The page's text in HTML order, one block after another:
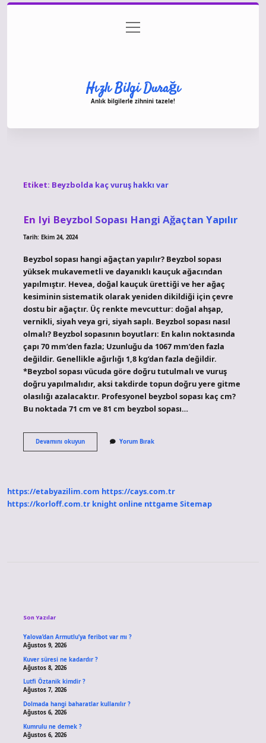
Gizlilik Politikası
menüyü
aç
Hızlı Bilgi Durağı
Anlık bilgilerle zihnini tazele!
Etiket: Beyzbolda kaç vuruş hakkı var
En Iyi Beyzbol Sopası Hangi Ağaçtan Yapılır
Tarih: Ekim 24, 2024
Beyzbol sopası hangi ağaçtan yapılır? Beyzbol sopası
yüksek mukavemetli ve dayanıklı kauçuk ağacından
yapılmıştır. Hevea, doğal kauçuk ürettiği ve her ağaç
kesiminin sistematik olarak yeniden dikildiği için çevre
dostu bir ağaçtır. Üç renkte mevcuttur: doğal ahşap,
vernikli, siyah veya gri, siyah saplı. Beyzbol sopası nasıl
olmalı? Beyzbol sopasının boyutları: En kalın noktasında
çapı 70 mm’den fazla; Uzunluğu da 1067 mm’den fazla
değildir. Genellikle ağırlığı 1,8 kg’dan fazla değildir.
*Beyzbol sopası vücuda göre doğru tutulmalı ve vuruş
doğru yapılmalıdır, aksi takdirde topun doğru yere gitme
olasılığı azalacaktır. Profesyonel beyzbol sopası kaç cm?
Bu noktada 71 cm ve 81 cm beyzbol sopası…
Devamını okuyunEn
Iyi
Yapılır
Yorum Bırak
https://etabyazilim.com https://cays.com.tr
https://korloff.com.tr knight online nttgame Sitemap
Son Yazılar
Yalova’dan Armutlu’ya feribot var mı ?
Ağustos 9, 2026
Kuver süresi ne kadardır ?
Ağustos 8, 2026
Lutfi Öztanik kimdir ?
Ağustos 7, 2026
Dolmada hangi baharatlar kullanılır ?
Ağustos 6, 2026
Kumrulu ne demek ?
Ağustos 6, 2026